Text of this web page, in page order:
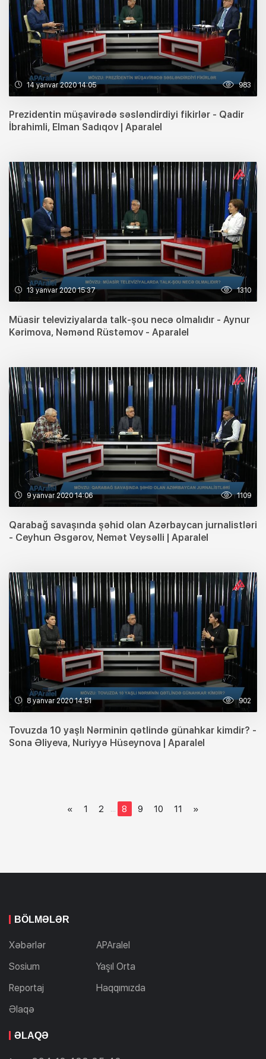
14 yanvar 2020 14:05 983
Prezidentin müşavirədə səsləndirdiyi fikirlər - Qadir
İbrahimli, Elman Sadıqov | Aparalel
13 yanvar 2020 15:37 1310
Müasir televiziyalarda talk-şou necə olmalıdır - Aynur
Kərimova, Nəmənd Rüstəmov - Aparalel
9 yanvar 2020 14:06 1109
Qarabağ savaşında şəhid olan Azərbaycan jurnalistləri
- Ceyhun Əsgərov, Nemət Veysəlli | Aparalel
8 yanvar 2020 14:51 902
Tovuzda 10 yaşlı Nərminin qətlində günahkar kimdir? -
Sona Əliyeva, Nuriyyə Hüseynova | Aparalel
« 1 2 8 9 10 11 »
BÖLMƏLƏR
Xəbərlər
APAralel
Sosium
Yaşıl Orta
Reportaj
Haqqımızda
Əlaqə
ƏLAQƏ